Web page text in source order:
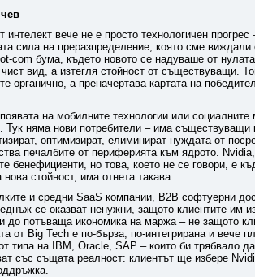
интелект вече не е просто технологичен
сила на преразпределение, която сме
com бума, където новото се надуваше от
вид, а изтегля стойност от съществуващи.
органично, а преначертава картата на
на мобилните технологии или
Тук няма нови потребители – има съществуващи
оптимизират, елиминират нуждата от
печалбите от периферията към ядрото.
бенефициенти, но това, което не се говори, е
стойност, има отнета такава.
и средни SaaS компании, B2B софтуерни
се оказват ненужни, защото клиентите им
до потъваща икономика на маржа – не защото
от Big Tech е по-бърза, по-интегрирана и вече
типа на IBM, Oracle, SAP – които би трябвало
със същата реалност: клиентът ще избере